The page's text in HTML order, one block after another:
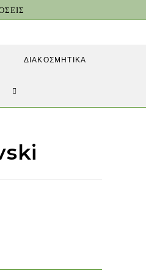
ΔΙΑΚΟΣΜΗΤΙΚΆ
TOGGLE
SEARCH